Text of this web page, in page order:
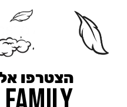
הצטרפו